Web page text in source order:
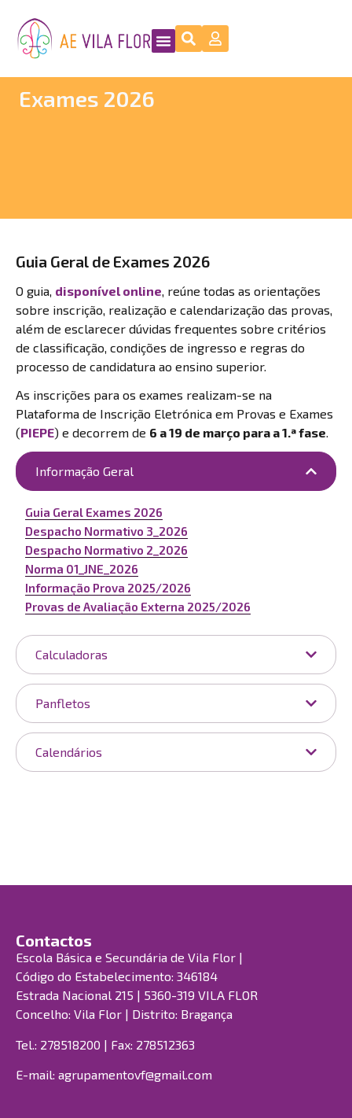
Exames 2026
Guia Geral de Exames 2026
O guia, disponível online, reúne todas as orientações
sobre inscrição, realização e calendarização das provas,
além de esclarecer dúvidas frequentes sobre critérios
de classificação, condições de ingresso e regras do
processo de candidatura ao ensino superior.
As inscrições para os exames realizam-se na
Plataforma de Inscrição Eletrónica em Provas e Exames
(PIEPE) e decorrem de 6 a 19 de março para a 1.ª fase.
Informação Geral
Guia Geral Exames 2026
Despacho Normativo 3_2026
Despacho Normativo 2_2026
Norma 01_JNE_2026
Informação Prova 2025/2026
Provas de Avaliação Externa 2025/2026
Calculadoras
Panfletos
Calendários
Contactos
Escola Básica e Secundária de Vila Flor |
Código do Estabelecimento: 346184
Estrada Nacional 215 | 5360-319 VILA FLOR
Concelho: Vila Flor | Distrito: Bragança
Tel.: 278518200 | Fax: 278512363
E-mail: agrupamentovf@gmail.com